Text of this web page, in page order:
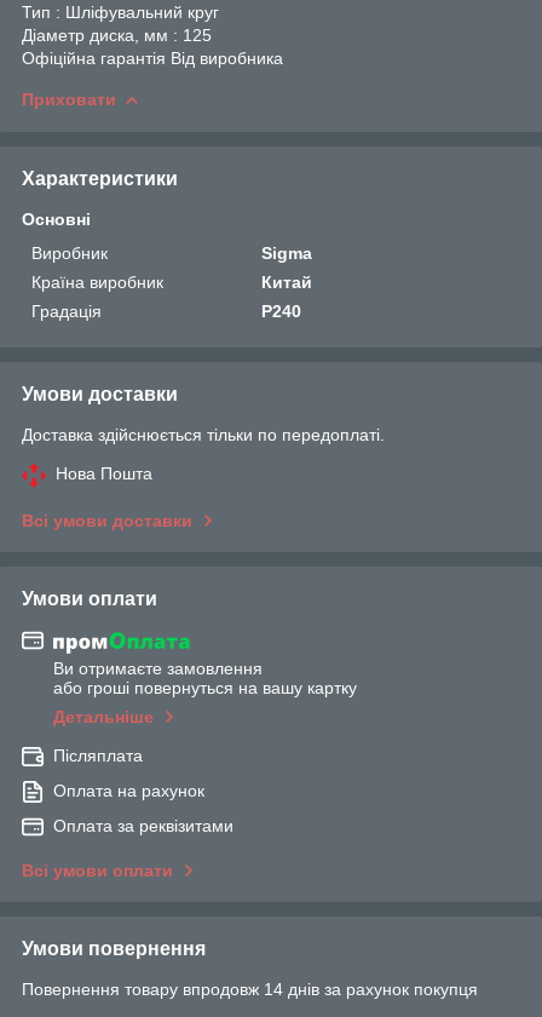
Тип : Шліфувальний круг
Діаметр диска, мм : 125
Офіційна гарантія Від виробника
Приховати
Характеристики
Основні
Виробник
Sigma
Країна виробник
Китай
Градація
P240
Умови доставки
Доставка здійснюється тільки по передоплаті.
Нова Пошта
Всі умови доставки
Умови оплати
Ви отримаєте замовлення
або гроші повернуться на вашу картку
Детальніше
Післяплата
Оплата на рахунок
Оплата за реквізитами
Всі умови оплати
Умови повернення
Повернення товару впродовж 14 днів за рахунок покупця